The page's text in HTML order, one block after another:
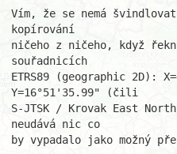
Vím, že se nemá
kopírování
ničeho z ničeho, když
souřadnicích
ETRS89 (geographic 2D):
Y=16°51'35.99" (čili
S-JTSK / Krovak East
neudává nic co
by vypadalo jako možný